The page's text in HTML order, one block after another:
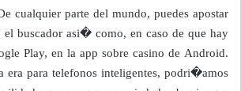
cualquier parte del mundo, puedes apostar
el buscador asi� como, en caso de que hay
Play, en la app sobre casino de Android.
era para telefonos inteligentes, podri�amos